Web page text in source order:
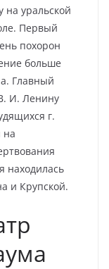
на уральской
Первый
похорон
больше
Главный
И. Ленину
г.
на
находилась
и Крупской.